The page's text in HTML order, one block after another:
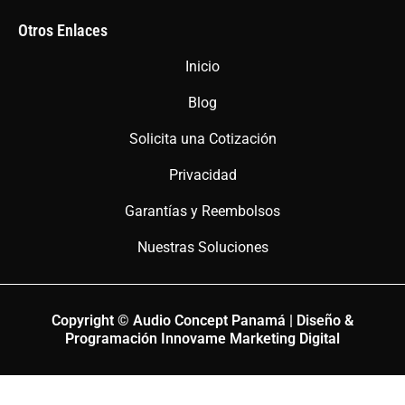
Otros Enlaces
Inicio
Blog
Solicita una Cotización
Privacidad
Garantías y Reembolsos
Nuestras Soluciones
Copyright © Audio Concept Panamá | Diseño &
Programación Innovame Marketing Digital